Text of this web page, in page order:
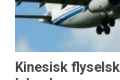
Kinesisk